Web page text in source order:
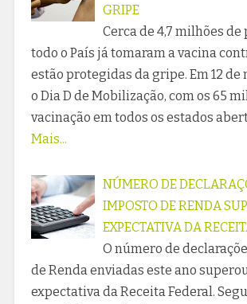
GRIPE
Cerca de 4,7 milhões de
todo o País já tomaram a vacina
estão protegidas da gripe. Em 12 de
o Dia D de Mobilização, com os 65
vacinação em todos os estados
Mais...
NÚMERO DE
IMPOSTO DE RENDA
EXPECTATIVA DA
O número de
de Renda enviadas este ano
expectativa da Receita Federal.